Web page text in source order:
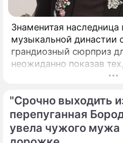
Знаменитая наследница
музыкальной династии
грандиозный сюрприз
неожиданно показав
тщательно скрывает от
продолжает
каникулами, щедро
яркими моментами
отпуска.
"Срочно выходить
перепуганная
увела чужого мужа